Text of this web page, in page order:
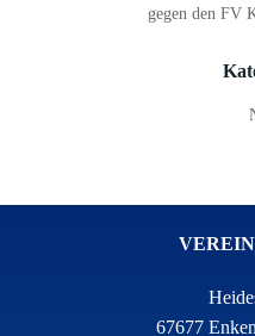
gegen den FV
67677